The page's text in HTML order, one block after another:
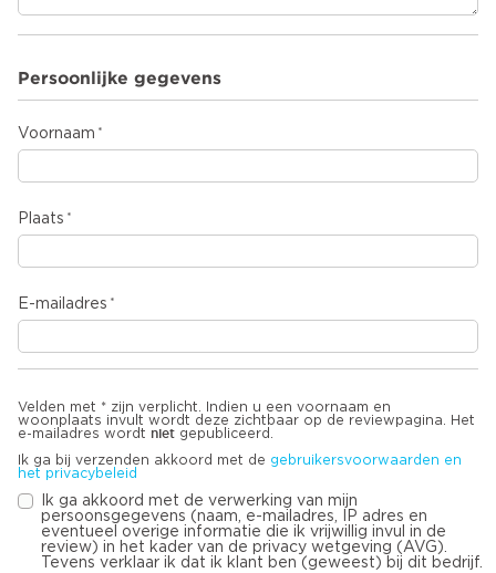
Persoonlijke gegevens
Voornaam
Plaats
E-mailadres
Velden met * zijn verplicht. Indien u een voornaam en
woonplaats invult wordt deze zichtbaar op de reviewpagina. Het
e-mailadres wordt niet gepubliceerd.
Ik ga bij verzenden akkoord met de gebruikersvoorwaarden en
het privacybeleid
Ik ga akkoord met de verwerking van mijn
persoonsgegevens (naam, e-mailadres, IP adres en
eventueel overige informatie die ik vrijwillig invul in de
review) in het kader van de privacy wetgeving (AVG).
Tevens verklaar ik dat ik klant ben (geweest) bij dit bedrijf.